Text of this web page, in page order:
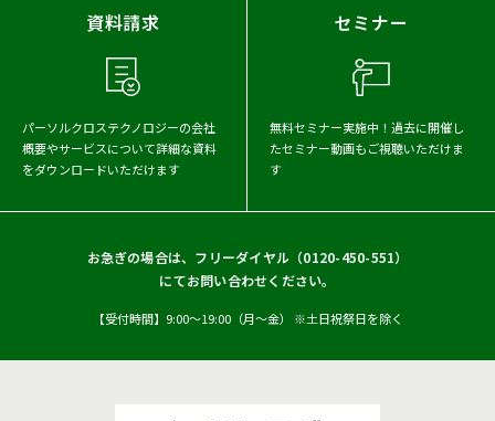
2023年
2021年
2020年
2017年
資料請求
パーソルクロステクノロジーの会社
概要やサービスについて詳細な資料
をダウンロードいただけます
セミナー
無料セミナー実施中！ 過去に開催し
たセミナー動画もご視聴いただけま
す
お急ぎの場合は、フリーダイヤル（0120-450-551）
にてお問い合わせください。
【受付時間】9:00〜19:00（月〜金） ※土日祝祭日を除く